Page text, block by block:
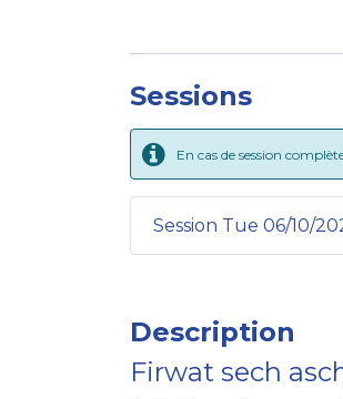
Sessions
En cas de session
Session Tue 06/10/
Description
Firwat sech